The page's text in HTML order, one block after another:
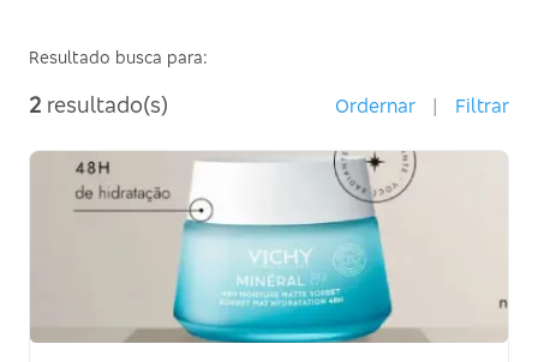
Resultado busca para:
2 resultado(s) Ordernar | Filtrar